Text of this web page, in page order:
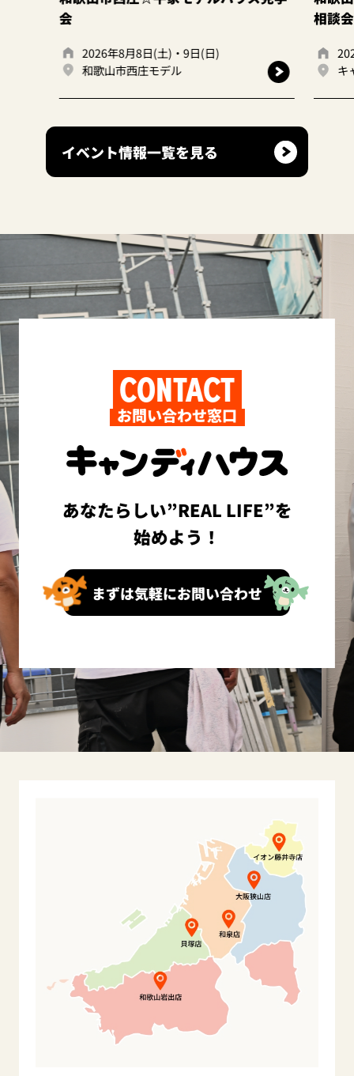
2026年8月8日(土)・9日(日)
和歌山市西庄モデル
相談会☆
2026年
キャン
イベント情報一覧を見る
CONTACT
お問い合わせ窓口
あなたらしい”REAL LIFE”を
始めよう！
まずは気軽にお問い合わせ